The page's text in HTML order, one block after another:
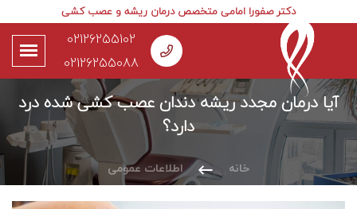
02126255102
02126255088
دکتر صفورا امامی متخصص درمان ریشه و عصب کشی
آیا درمان مجدد ریشه دندان عصب کشی شده درد
دارد؟
خانه اطلاعات عمومی